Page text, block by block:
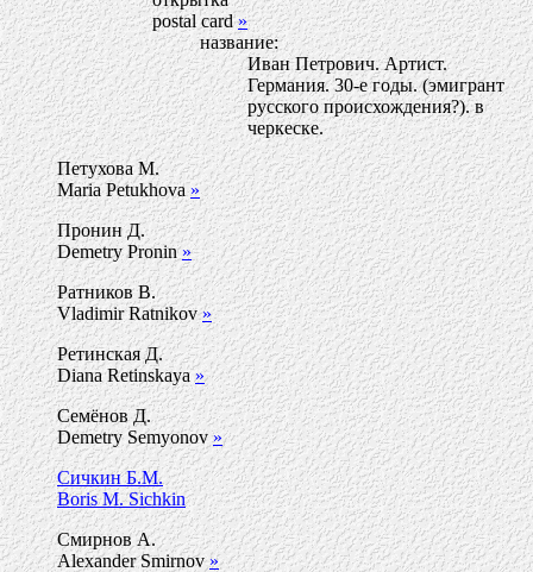
postal card»
название:
Иван Петрович. Артист.
Германия. 30-е годы. (эмигрант
русского происхождения?). в
черкеске.
Петухова М.
Maria Petukhova»
Пронин Д.
Demetry Pronin»
Ратников В.
Vladimir Ratnikov»
Ретинская Д.
Diana Retinskaya»
Семёнов Д.
Demetry Semyonov»
Сичкин Б.М.
Boris M. Sichkin
Смирнов А.
Alexander Smirnov»